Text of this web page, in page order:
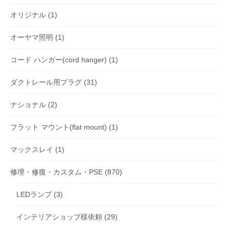
オリジナル (1)
オーヤマ照明 (1)
コード ハンガー(cord hanger) (1)
ダクトレール用プラグ (31)
ナショナル (2)
フラット マウント(flat mount) (1)
マックスレイ (1)
修理・修復・カスタム・PSE (870)
LEDランプ(3)
インテリアショップ樣依頼 (29)